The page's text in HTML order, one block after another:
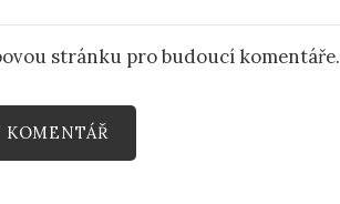
stránku pro budoucí komentáře.